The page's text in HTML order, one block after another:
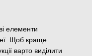
елементи
Щоб краще
варто виділити